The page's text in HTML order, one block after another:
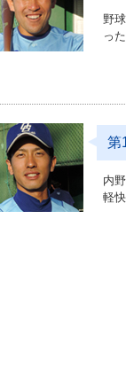
野
っ
第
内
軽